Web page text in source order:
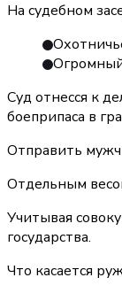
На судебном
Огромный
Суд отнесся к
боеприпаса в
Отправить
Отдельным
Учитывая
государства.
Что касается